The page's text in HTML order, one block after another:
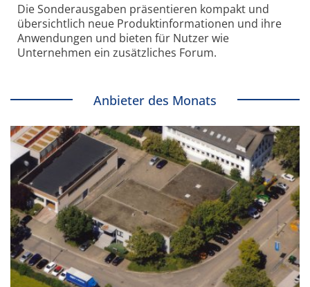
Die Sonder­ausgaben präsentieren kompakt und
übersichtlich neue Produkt­informationen und ihre
Anwendungen und bieten für Nutzer wie
Unternehmen ein zusätzliches Forum.
Anbieter des Monats